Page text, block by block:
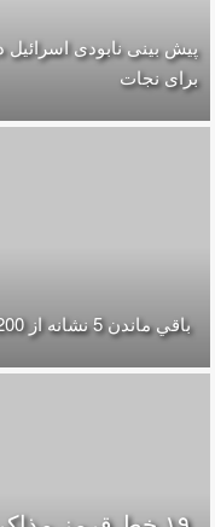
پیش بینی نابودی
برای نجات
باقي ماندن 5 نشانه از 1200 نشانه‌ آخرالزمان